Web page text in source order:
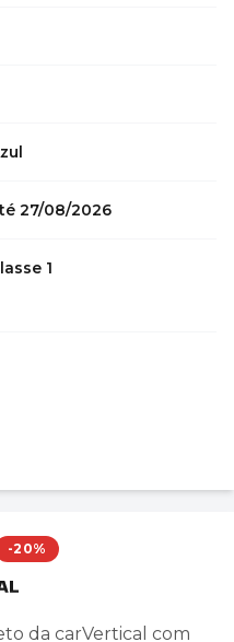
27/08/2026
1
-20%
da carVertical com